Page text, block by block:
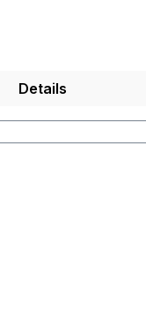
Details